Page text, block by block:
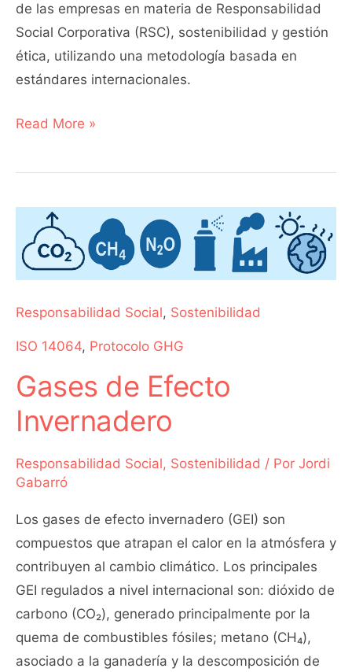
de las empresas en materia de Responsabilidad
Social Corporativa (RSC), sostenibilidad y gestión
ética, utilizando una metodología basada en
estándares internacionales.
Read More »
Responsabilidad Social, Sostenibilidad
ISO 14064, Protocolo GHG
Gases de Efecto
Invernadero
Responsabilidad Social, Sostenibilidad / Por Jordi
Gabarró
Los gases de efecto invernadero (GEI) son
compuestos que atrapan el calor en la atmósfera y
contribuyen al cambio climático. Los principales
GEI regulados a nivel internacional son: dióxido de
carbono (CO₂), generado principalmente por la
quema de combustibles fósiles; metano (CH₄),
asociado a la ganadería y la descomposición de
Gases
de
Efecto